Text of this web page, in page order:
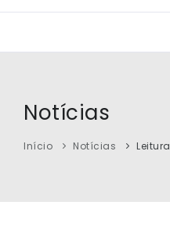
CONTATO
Notícias
Início Notícias Leitura